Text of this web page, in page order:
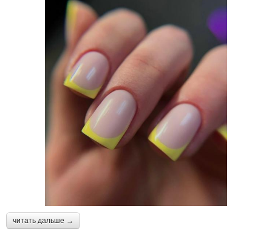
читать дальше →